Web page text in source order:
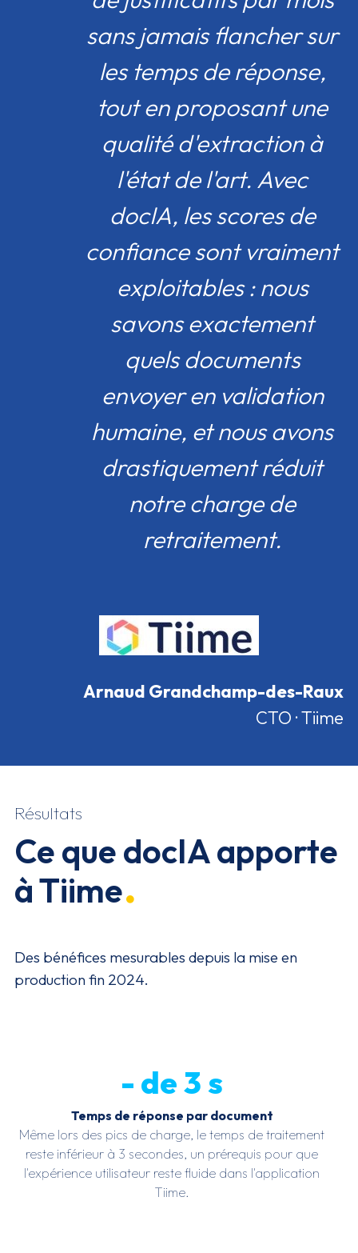
sans jamais flancher sur
les temps de réponse,
tout en proposant une
qualité d'extraction à
l'état de l'art. Avec
docIA, les scores de
confiance sont vraiment
exploitables : nous
savons exactement
quels documents
envoyer en validation
humaine, et nous avons
drastiquement réduit
notre charge de
retraitement.
Arnaud Grandchamp-des-Raux
CTO · Tiime
Résultats
Ce que docIA apporte
à Tiime
Des bénéfices mesurables depuis la mise en
production fin 2024.
- de3s
Temps de réponse par document
Même lors des pics de charge, le temps de traitement
reste inférieur à 3 secondes, un prérequis pour que
l'expérience utilisateur reste fluide dans l'application
Tiime.